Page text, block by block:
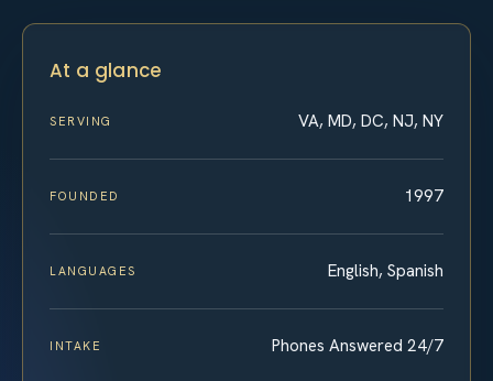
At a glance
SERVING VA, MD, DC, NJ, NY
FOUNDED 1997
LANGUAGES English, Spanish
INTAKE Phones Answered 24/7